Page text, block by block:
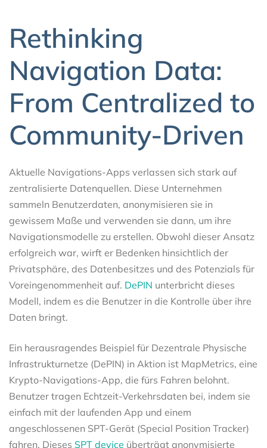
Rethinking
Navigation Data:
From Centralized to
Community-Driven
Aktuelle Navigations-Apps verlassen sich stark auf
zentralisierte Datenquellen. Diese Unternehmen
sammeln Benutzerdaten, anonymisieren sie in
gewissem Maße und verwenden sie dann, um ihre
Navigationsmodelle zu erstellen. Obwohl dieser Ansatz
erfolgreich war, wirft er Bedenken hinsichtlich der
Privatsphäre, des Datenbesitzes und des Potenzials für
Voreingenommenheit auf. DePIN unterbricht dieses
Modell, indem es die Benutzer in die Kontrolle über ihre
Daten bringt.
Ein herausragendes Beispiel für Dezentrale Physische
Infrastrukturnetze (DePIN) in Aktion ist MapMetrics, eine
Krypto-Navigations-App, die fürs Fahren belohnt.
Benutzer tragen Echtzeit-Verkehrsdaten bei, indem sie
einfach mit der laufenden App und einem
angeschlossenen SPT-Gerät (Special Position Tracker)
fahren. Dieses SPT device überträgt anonymisierte